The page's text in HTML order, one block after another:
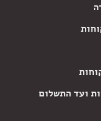
ועד התשלום